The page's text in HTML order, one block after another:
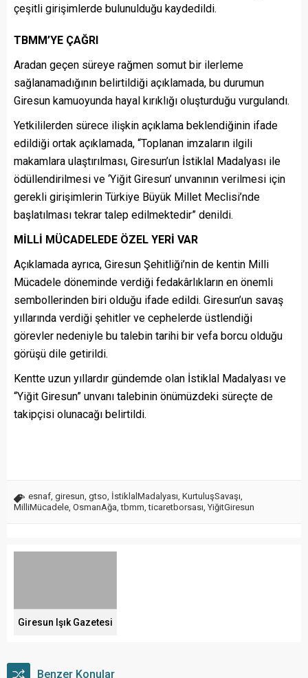
çeşitli girişimlerde bulunulduğu kaydedildi.
TBMM’YE ÇAĞRI
Aradan geçen süreye rağmen somut bir ilerleme
sağlanamadığının belirtildiği açıklamada, bu durumun
Giresun kamuoyunda hayal kırıklığı oluşturduğu vurgulandı.
Yetkililerden sürece ilişkin açıklama beklendiğinin ifade
edildiği ortak açıklamada, “Toplanan imzaların ilgili
makamlara ulaştırılması, Giresun’un İstiklal Madalyası ile
ödüllendirilmesi ve ‘Yiğit Giresun’ unvanının verilmesi için
gerekli girişimlerin Türkiye Büyük Millet Meclisi’nde
başlatılması tekrar talep edilmektedir” denildi.
MİLLİ MÜCADELEDE ÖZEL YERİ VAR
Açıklamada ayrıca, Giresun Şehitliği’nin de kentin Milli
Mücadele döneminde verdiği fedakârlıkların en önemli
sembollerinden biri olduğu ifade edildi. Giresun’un savaş
yıllarında verdiği şehitler ve cephelerde üstlendiği
görevler nedeniyle bu talebin tarihi bir vefa borcu olduğu
görüşü dile getirildi.
Kentte uzun yıllardır gündemde olan İstiklal Madalyası ve
“Yiğit Giresun” unvanı talebinin önümüzdeki süreçte de
takipçisi olunacağı belirtildi.
esnaf giresun gtso İstiklalMadalyası KurtuluşSavaşı
MilliMücadele OsmanAğa ,tbmm ,ticaretborsası YiğitGiresun
Giresun Işık Gazetesi
Benzer Konular